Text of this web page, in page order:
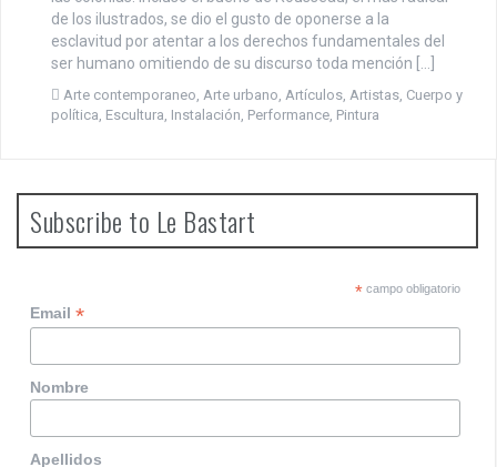
de los ilustrados, se dio el gusto de oponerse a la
esclavitud por atentar a los derechos fundamentales del
ser humano omitiendo de su discurso toda mención […]
Arte contemporaneo Arte urbano Artículos Artistas Cuerpo y
política Escultura Instalación Performance Pintura
Subscribe to Le Bastart
*campo obligatorio
Email*
Nombre
Apellidos